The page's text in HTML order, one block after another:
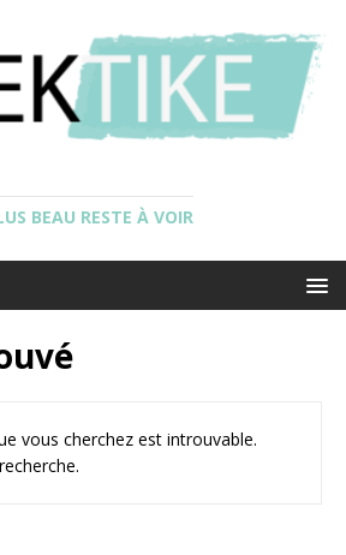
BEAU RESTE À VOIR
vous cherchez est introuvable.